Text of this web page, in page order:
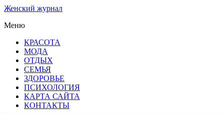
Женский журнал
Меню
КРАСОТА
МОДА
ОТДЫХ
СЕМЬЯ
ЗДОРОВЬЕ
ПСИХОЛОГИЯ
КАРТА САЙТА
КОНТАКТЫ